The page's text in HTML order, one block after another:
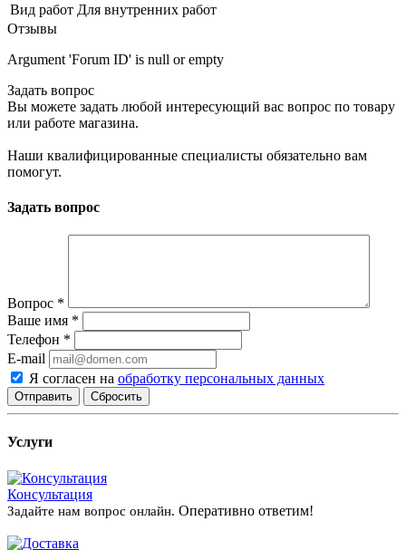
Вид работ Для внутренних работ
Отзывы
Argument 'Forum ID' is null or empty
Задать вопрос
Вы можете задать любой интересующий вас вопрос по товару
или работе магазина.
Наши квалифицированные специалисты обязательно вам
помогут.
Задать вопрос
Вопрос *
Ваше имя *
Телефон *
E-mail
Я согласен на обработку персональных данных
Сбросить
Услуги
Консультация
Задайте нам вопрос онлайн. Оперативно ответим!